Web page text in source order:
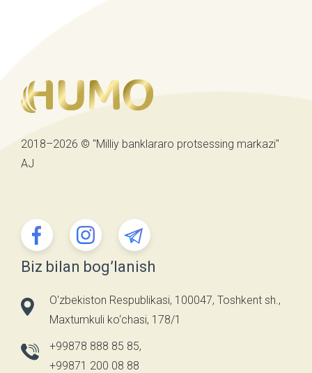
2018–2026 © "Milliy banklararo protsessing markazi"
AJ
Biz bilan bog’lanish
O'zbekiston Respublikasi, 100047, Toshkent sh.,
Maxtumkuli ko‘chasi, 178/1
+99878 888 85 85,
+99871 200 08 88